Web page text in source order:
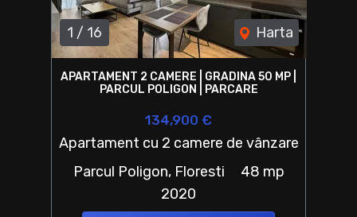
1 / 16 Harta
APARTAMENT 2 CAMERE | GRADINA 50 MP |
PARCUL POLIGON | PARCARE
134,900 €
Apartament cu 2 camere de vânzare
Parcul Poligon, Floresti
48 mp
2020